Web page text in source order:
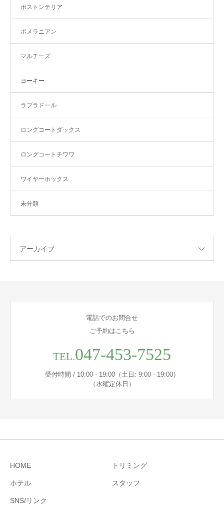
ボストンテリア
ポメラニアン
マルチーズ
ヨーキー
ラブラドール
ロングコートダックス
ロングコートチワワ
ワイヤーホックス
未分類
アーカイブ
電話でのお問合せ
ご予約はこちら
TEL.047-453-7525
受付時間 / 10:00 - 19:00（土日: 9:00 - 19:00）
（水曜定休日）
HOME トリミング
ホテル スタッフ
SNS/リンク